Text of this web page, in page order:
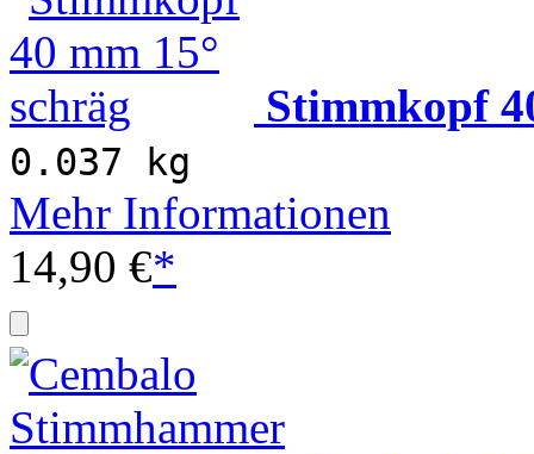
Stimmkopf
0.037 kg
Mehr Informationen
14,90 €*